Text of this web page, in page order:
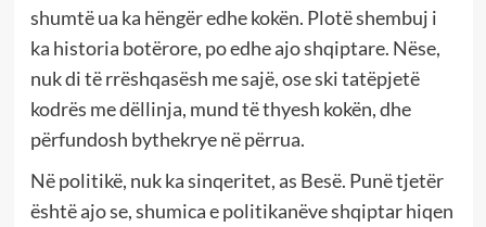
shumtë ua ka hëngër edhe kokën. Plotë shembuj i
ka historia botërore, po edhe ajo shqiptare. Nëse,
nuk di të rrëshqasësh me sajë, ose ski tatëpjetë
kodrës me dëllinja, mund të thyesh kokën, dhe
përfundosh bythekrye në përrua.
Në politikë, nuk ka sinqeritet, as Besë. Punë tjetër
është ajo se, shumica e politikanëve shqiptar hiqen